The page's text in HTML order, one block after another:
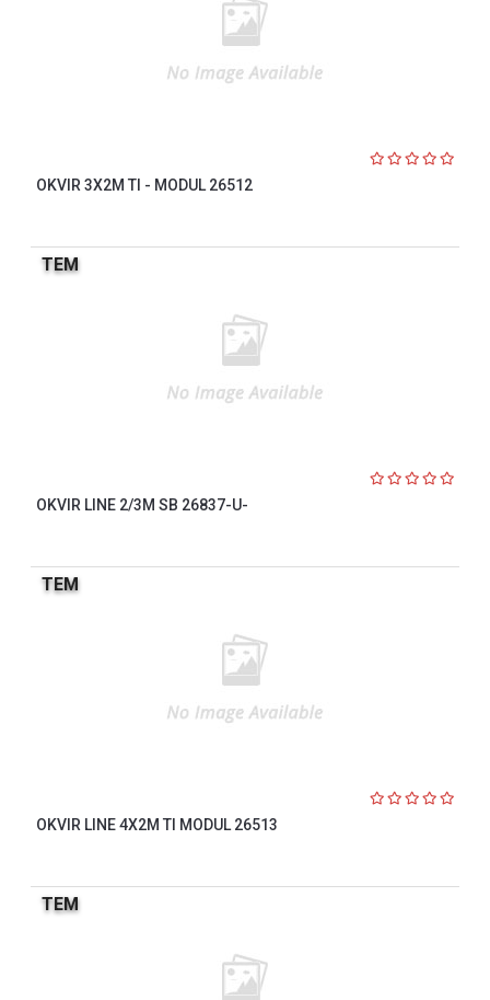
OKVIR 3X2M TI - MODUL 26512
TEM
OKVIR LINE 2/3M SB 26837-U-
TEM
OKVIR LINE 4X2M TI MODUL 26513
TEM